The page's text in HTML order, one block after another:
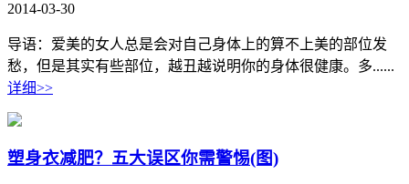
2014-03-30
导语：爱美的女人总是会对自己身体上的算不上美的部位发
愁，但是其实有些部位，越丑越说明你的身体很健康。多......
详细>>
塑身衣减肥？五大误区你需警惕(图)